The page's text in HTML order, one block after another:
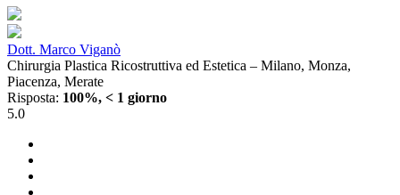
Dott. Marco Viganò
Chirurgia Plastica Ricostruttiva ed Estetica – Milano, Monza,
Piacenza, Merate
Risposta: 100%, < 1 giorno
5.0